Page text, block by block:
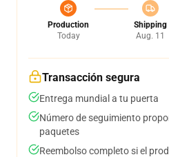
Production
Today
Shipping
Aug. 11
Transacción segura
Entrega mundial a tu puerta
Número de seguimiento
paquetes
Reembolso completo si el